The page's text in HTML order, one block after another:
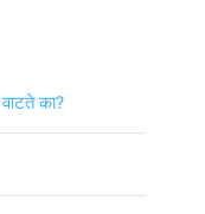
वाटते का?